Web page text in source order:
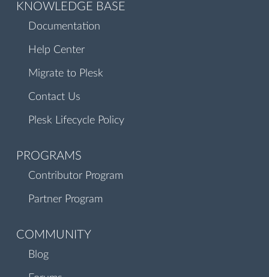
KNOWLEDGE BASE
Documentation
Help Center
Migrate to Plesk
Contact Us
Plesk Lifecycle Policy
PROGRAMS
Contributor Program
Partner Program
COMMUNITY
Blog